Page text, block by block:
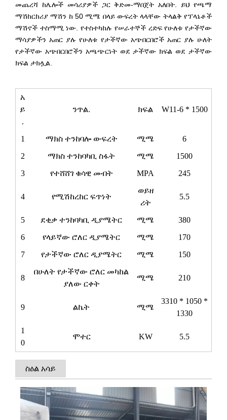
መጨረሻ ከሌሎች መሳሪያዎች ጋር ቅድመ-ማበጀት አለበት. ይህ የጫማ
ማሽከርከሪያ ማሽን ከ 50 ሚሜ በላይ ውፍረት ላላቸው ትላልቅ የፕላኔቶች
ማሽኖች ተስማሚ ነው. የተስተካከሉ የሠራተኞች ረድፍ የሁለቱ የታችኛው
ማሳያዎችን አጠር ያሉ የሁለቱ የታችኛው አጭበርበሮች አጠር ያሉ ሁለት
የታችኛው አጭበርበሮችን አጫጭርነት ወደ ታችኛው ክፍል ወደ ታችኛው
ክፍል ታክሏል.
አ
ይ
.
ንጥል. ክፍል W11-6 * 1500
1 ማክስ ተንከባሎ ውፍረት ሚሜ
6
2
ማክስ ተንከባካቢ ስፋት ሚሜ
1500
3
የተሸሸገ ቁሳዊ መብት MPA 245
4 የሚሽከረከር ፍጥነት
ወይዘ
ሪት
5.5
5 ደቂቃ ተንከባካቢ ዲያሜትር ሚሜ
380
6
የላይኛው ሮለር ዲያሜትር ሚሜ
170
7
የታችኛው ሮለር ዲያሜትር ሚሜ 150
8
በሁለት የታችኛው ሮለር መካከል
ያለው ርቀት
ሚሜ 210
9 ልኬት ሚሜ
3310 * 1050 *
1330
1
0
ሞተር KW 5.5
ስዕል አሳይ